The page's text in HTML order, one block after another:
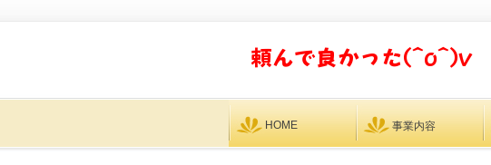
HOME 事業内容